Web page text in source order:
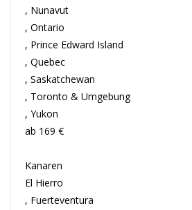
, Nunavut
, Ontario
, Prince Edward Island
, Quebec
, Saskatchewan
, Toronto & Umgebung
, Yukon
ab 169 €
Kanaren
El Hierro
, Fuerteventura